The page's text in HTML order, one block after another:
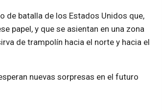
de batalla de los Estados Unidos que,
papel, y que se asientan en una zona
de trampolín hacia el norte y hacia el
nuevas sorpresas en el futuro